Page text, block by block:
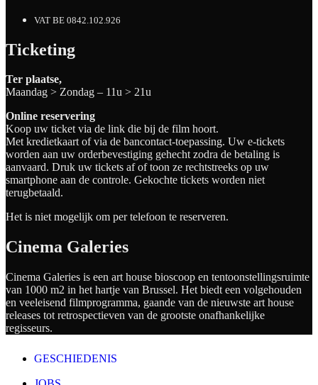
VAT BE 0842.102.926
Ticketing
Ter plaatse,
Maandag > Zondag – 11u > 21u
Online reservering
Koop uw ticket via de link die bij de film hoort.
Met kredietkaart of via de bancontact-toepassing. Uw e-tickets
worden aan uw orderbevestiging gehecht zodra de betaling is
aanvaard. Druk uw tickets af of toon ze rechtstreeks op uw
smartphone aan de controle. Gekochte tickets worden niet
terugbetaald.
Het is niet mogelijk om per telefoon te reserveren.
Cinema Galeries
Cinema Galeries is een art house bioscoop en tentoonstellingsruimte
van 1000 m2 in het hartje van Brussel. Het biedt een volgehouden
en veeleisend filmprogramma, gaande van de nieuwste art house
releases tot retrospectieven van de grootste onafhankelijke
regisseurs.
GESCHIEDENIS